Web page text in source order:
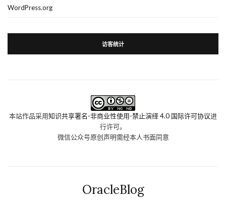
WordPress.org
访客统计
本站作品采用知识共享署名-非商业性使用-禁止演绎 4.0 国际许可协议进
行许可。
微信公众号原创声明需经本人书面同意
OracleBlog